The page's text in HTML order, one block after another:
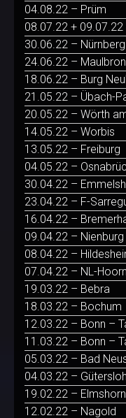
04.08.22 – Prüm
08.07.22 +
30.06.22 – Nürnberg
24.06.22 –
18.06.22 – Burg
21.05.22 – Übach-
20.05.22 – Wörth
14.05.22 – Worbis
13.05.22 – Freiburg
04.05.22 –
30.04.22 –
23.04.22 – F-
16.04.22 –
09.04.22 – Nienburg
08.04.22 –
07.04.22 – NL-Hoorn
19.03.22 – Bebra
18.03.22 – Bochum
12.03.22 – Bonn –
11.03.22 – Bonn –
05.03.22 – Bad
04.03.22 – Gütersloh
19.02.22 – Elmshorn
12.02.22 – Nagold